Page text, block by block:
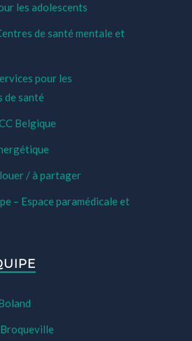
les adolescents
de santé mentale et
pour les
de santé
Belgique
/ à partager
– Espace paramédicale et